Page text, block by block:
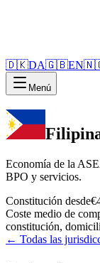
🇩🇰DA🇬🇧EN
Menú
Economía de la
BPO y servicios.
Constitución desde
Coste medio de
constitución,
← Todas las